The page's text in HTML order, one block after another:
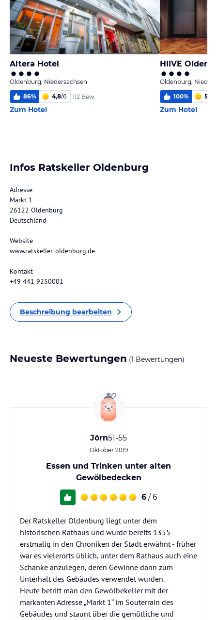
Altera Hotel
Oldenburg, Niedersachsen
86% 4,8/6 112 Bew.
Zum Hotel
HIIVE
Oldenburg,
100% 5,6
Zum Hotel
Infos Ratskeller Oldenburg
Adresse
Markt 1
26122 Oldenburg
Deutschland
Website
www.ratskeller-oldenburg.de
Kontakt
+49 441 9250001
Beschreibung bearbeiten
Neueste Bewertungen (1 Bewertungen)
Jörn51-55
Oktober 2019
Essen und Trinken unter alten
Gewölbedecken
6 / 6
Der Ratskeller Oldenburg liegt unter dem
historischen Rathaus und wurde bereits 1355
erstmalig in den Chroniken der Stadt erwähnt - früher
war es vielerorts üblich, unter dem Rathaus auch eine
Schänke anzulegen, deren Gewinne dann zum
Unterhalt des Gebäudes verwendet wurden.
Heute betritt man den Gewölbekeller mit der
markanten Adresse „Markt 1“ im Souterrain des
Gebäudes und staunt über die gemütliche und